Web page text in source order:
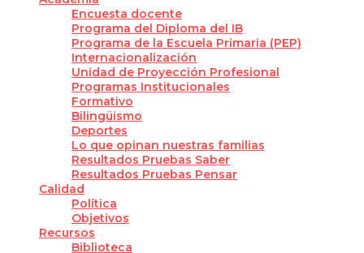
Encuesta docente
Programa del Diploma del IB
Programa de la Escuela Primaria (PEP)
Internacionalización
Unidad de Proyección Profesional
Programas Institucionales
Formativo
Bilingüismo
Deportes
Lo que opinan nuestras familias
Resultados Pruebas Saber
Resultados Pruebas Pensar
Calidad
Política
Objetivos
Recursos
Biblioteca